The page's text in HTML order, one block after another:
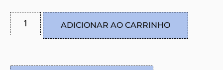
ADICIONAR AO CARRINHO